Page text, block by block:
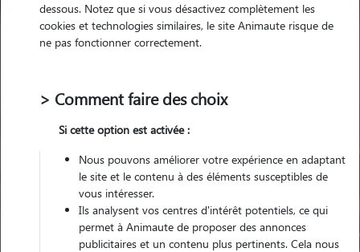
Pour quel animal ?
dessous. Notez que si vous désactivez complètement les
cookies et technologies similaires, le site Animaute risque de
ne pas fonctionner correctement.
> Comment faire des choix
Si cette option est activée :
Nous pouvons améliorer votre expérience en adaptant
le site et le contenu à des éléments susceptibles de
vous intéresser.
Ils analysent vos centres d'intérêt potentiels, ce qui
permet à Animaute de proposer des annonces
publicitaires et un contenu plus pertinents. Cela nous